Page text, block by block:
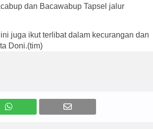
dan Bacawabup Tapsel jalur
juga ikut terlibat dalam kecurangan dan
Doni.(tim)